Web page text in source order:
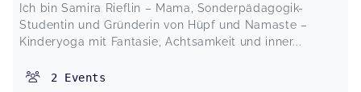
Ich bin Samira Rieflin – Mama, Sonderpädagogik-
Studentin und Gründerin von Hüpf und Namaste –
Kinderyoga mit Fantasie, Achtsamkeit und inner...
2 Events